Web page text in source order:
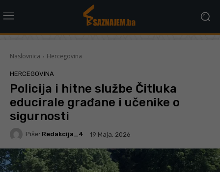
Naslovnica Hercegovina
HERCEGOVINA
Policija i hitne službe Čitluka
educirale građane i učenike o
sigurnosti
Piše: Redakcija_4 19 Maja, 2026